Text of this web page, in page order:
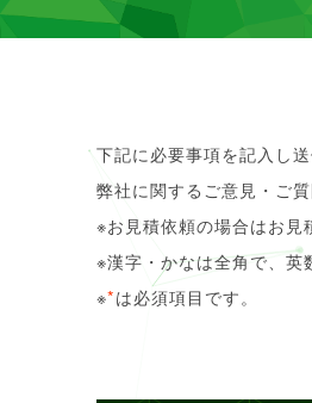
下記に必要事項を記入し
弊社に関するご意見・ご
※お見積依頼の場合はお見
※漢字・かなは全角で、英
※*は必須項目です。